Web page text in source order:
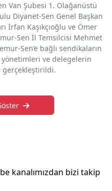
Van Şubesi 1. Olağanüstü
Diyanet-Sen Genel Başkan
İrfan Kaşıkçıoğlu ve Ömer
Sen İl Temsilcisi Mehmet
Sen’e bağlı sendikaların
yönetimleri ve delegelerin
gerçekleştirildi.
kanalımızdan bizi takip